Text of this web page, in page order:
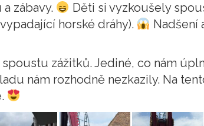
zábavy.
Děti si vyzkoušely
horské dráhy).
Nadšení
zážitků. Jediné, co nám
nám rozhodně nezkazily. Na